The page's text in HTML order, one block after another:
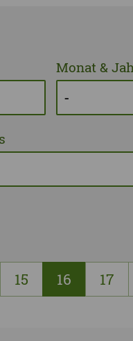
Monat &
15 16 17